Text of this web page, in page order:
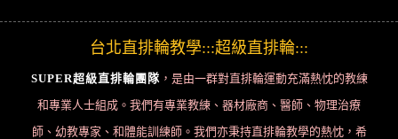
台北直排輪教學:::超級直排輪:::
SUPER超級直排輪團隊 ，是由一群對直排輪運動充滿熱忱的教練
和專業人士組成。我們有專業教練、器材廠商、醫師、物理治療
師、幼教專家、和體能訓練師。我們亦秉持直排輪教學的熱忱，希